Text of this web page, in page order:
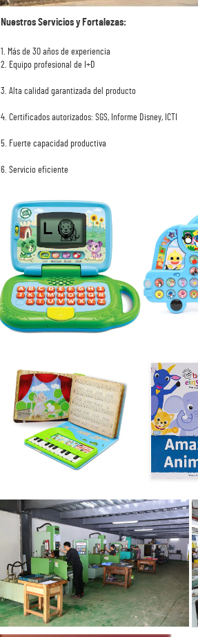
Nuestros Servicios y Fortalezas:
1. Más de 30 años de experiencia
2. Equipo profesional de I+D
3. Alta calidad garantizada del producto
4. Certificados autorizados: SGS, Informe Disney, ICTI
5. Fuerte capacidad productiva
6. Servicio eficiente